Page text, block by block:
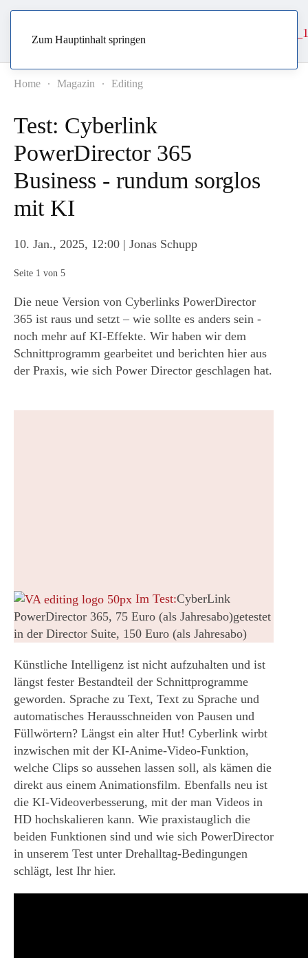
Zum Hauptinhalt springen
Home Magazin Editing
Test: Cyberlink
PowerDirector 365
Business - rundum sorglos
mit KI
10. Jan., 2025, 12:00 | Jonas Schupp
Seite 1 von 5
Die neue Version von Cyberlinks PowerDirector
365 ist raus und setzt – wie sollte es anders sein -
noch mehr auf KI-Effekte. Wir haben wir dem
Schnittprogramm gearbeitet und berichten hier aus
der Praxis, wie sich Power Director geschlagen hat.
Im Test:CyberLink
PowerDirector 365, 75 Euro (als Jahresabo)getestet
in der Director Suite, 150 Euro (als Jahresabo)
Künstliche Intelligenz ist nicht aufzuhalten und ist
längst fester Bestandteil der Schnittprogramme
geworden. Sprache zu Text, Text zu Sprache und
automatisches Herausschneiden von Pausen und
Füllwörtern? Längst ein alter Hut! Cyberlink wirbt
inzwischen mit der KI-Anime-Video-Funktion,
welche Clips so aussehen lassen soll, als kämen die
direkt aus einem Animationsfilm. Ebenfalls neu ist
die KI-Videoverbesserung, mit der man Videos in
HD hochskalieren kann. Wie praxistauglich die
beiden Funktionen sind und wie sich PowerDirector
in unserem Test unter Drehalltag-Bedingungen
schlägt, lest Ihr hier.